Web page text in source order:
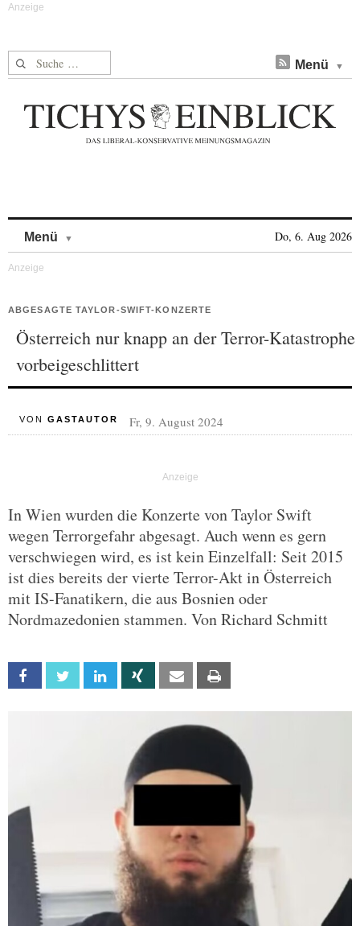
Suche nach: Menü
Menü Do, 6. Aug 2026
ABGESAGTE TAYLOR-SWIFT-KONZERTE
Österreich nur knapp an der Terror-Katastrophe
vorbeigeschlittert
VON GASTAUTOR Fr, 9. August 2024
In Wien wurden die Konzerte von Taylor Swift
wegen Terrorgefahr abgesagt. Auch wenn es gern
verschwiegen wird, es ist kein Einzelfall: Seit 2015
ist dies bereits der vierte Terror-Akt in Österreich
mit IS-Fanatikern, die aus Bosnien oder
Nordmazedonien stammen. Von Richard Schmitt
Facebook Twitter Linkedin Xing Email